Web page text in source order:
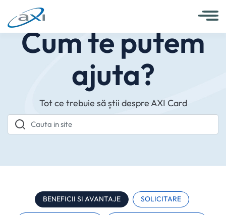
Cum te putem
ajuta?
Tot ce trebuie să știi despre AXI Card
BENEFICII SI AVANTAJE SOLICITARE